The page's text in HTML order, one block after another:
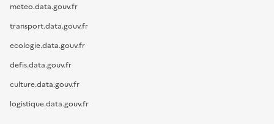
meteo.data.gouv.fr
transport.data.gouv.fr
ecologie.data.gouv.fr
defis.data.gouv.fr
culture.data.gouv.fr
logistique.data.gouv.fr